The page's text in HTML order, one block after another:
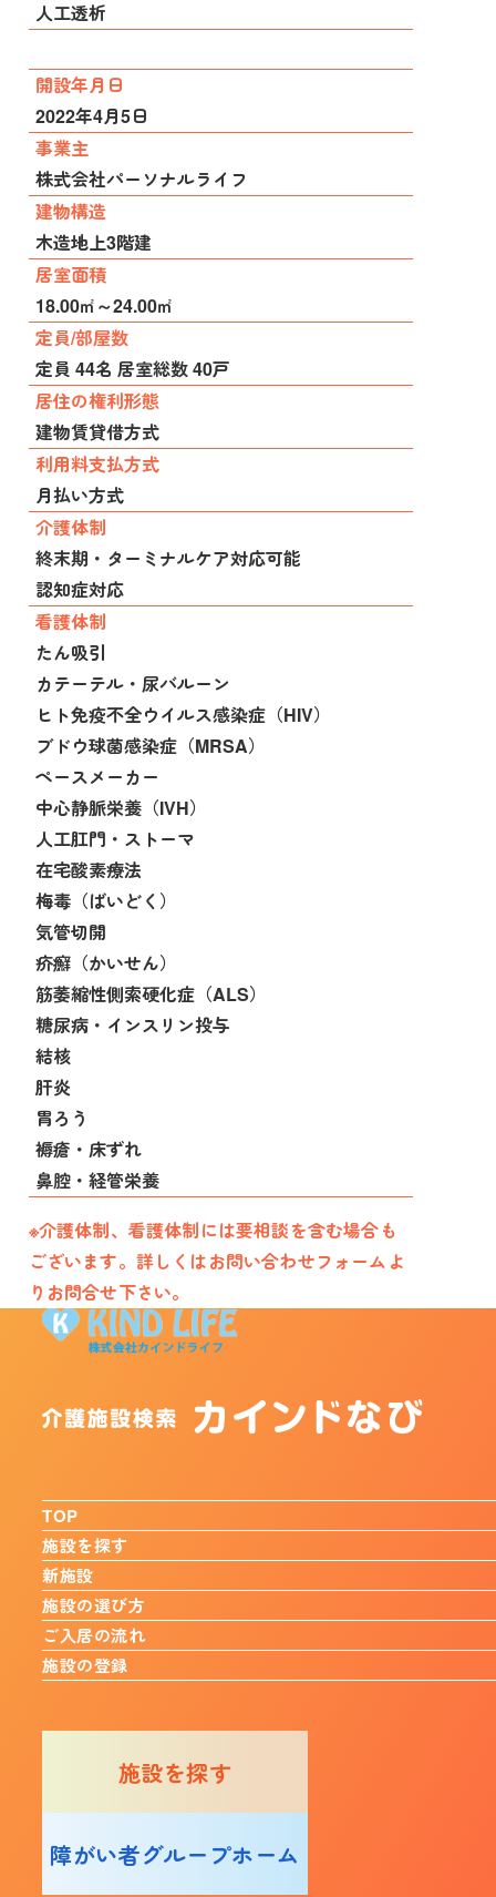
人工透析
開設年月日
2022年4月5日
事業主
株式会社パーソナルライフ
建物構造
木造地上3階建
居室面積
18.00㎡～24.00㎡
定員/部屋数
定員 44名 居室総数 40戸
居住の権利形態
建物賃貸借方式
利用料支払方式
月払い方式
介護体制
終末期・ターミナルケア対応可能
認知症対応
看護体制
たん吸引
カテーテル・尿バルーン
ヒト免疫不全ウイルス感染症（HIV）
ブドウ球菌感染症（MRSA）
ペースメーカー
中心静脈栄養（IVH）
人工肛門・ストーマ
在宅酸素療法
梅毒（ばいどく）
気管切開
疥癬（かいせん）
筋萎縮性側索硬化症（ALS）
糖尿病・インスリン投与
結核
肝炎
胃ろう
褥瘡・床ずれ
鼻腔・経管栄養
※介護体制、看護体制には要相談を含む場合も
ございます。詳しくはお問い合わせフォームよ
りお問合せ下さい。
TOP
施設を探す
新施設
施設の選び方
ご入居の流れ
施設の登録
施設を探す
障がい者グループホーム